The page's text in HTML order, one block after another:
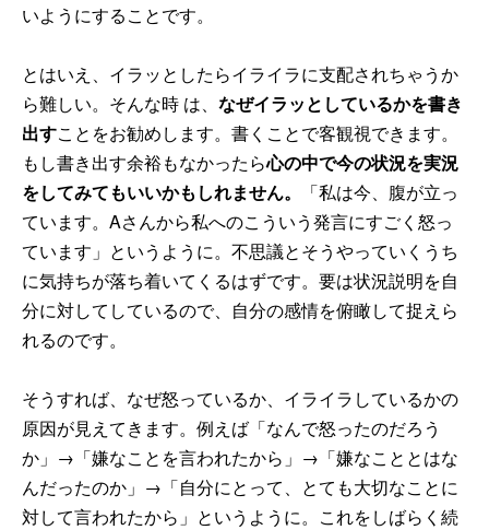
いようにすることです。
とはいえ、イラッとしたらイライラに支配されちゃうか
ら難しい。そんな時 は、 なぜイラッとしているかを書き
出すことをお勧めします。書くことで客観視できます。
もし書き出す余裕もなかったら心の中で今の状況を実況
をしてみてもいいかもしれません。
「私は今、腹が立っ
ています。Aさんから私へのこういう発言にすごく怒っ
ています」というように。不思議とそうやっていくうち
に気持ちが落ち着いてくるはずです。要は状況説明を自
分に対してしているので、自分の感情を俯瞰して捉えら
れるのです。
そうすれば、なぜ怒っているか、イライラしているかの
原因が見えてきます。例えば「なんで怒ったのだろう
か」→「嫌なことを言われたから」→「嫌なこととはな
んだったのか」→「自分にとって、とても大切なことに
対して言われたから」というように。これをしばらく続